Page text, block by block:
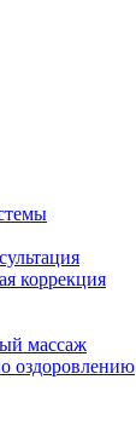
коррекция
массаж
оздоровлению